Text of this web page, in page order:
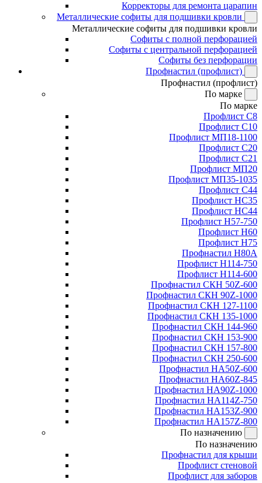
Корректоры для ремонта царапин
Металлические софиты для подшивки кровли
Металлические софиты для подшивки кровли
Софиты с полной перфорацией
Софиты с центральной перфорацией
Софиты без перфорации
Профнастил (профлист)
Профнастил (профлист)
По марке
По марке
Профлист С8
Профлист С10
Профлист МП18-1100
Профлист С20
Профлист С21
Профлист МП20
Профлист МП35-1035
Профлист С44
Профлист НС35
Профлист НС44
Профлист Н57-750
Профлист Н60
Профлист Н75
Профнастил Н80А
Профлист Н114-750
Профлист Н114-600
Профнастил СКН 50Z-600
Профнастил СКН 90Z-1000
Профнастил СКН 127-1100
Профнастил СКН 135-1000
Профнастил СКН 144-960
Профнастил СКН 153-900
Профнастил СКН 157-800
Профнастил СКН 250-600
Профнастил НА50Z-600
Профнастил НА60Z-845
Профнастил НА90Z-1000
Профнастил НА114Z-750
Профнастил НА153Z-900
Профнастил НА157Z-800
По назначению
По назначению
Профнастил для крыши
Профлист стеновой
Профлист для заборов